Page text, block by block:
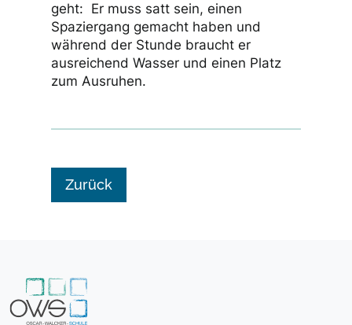
geht: Er muss satt sein, einen
Spaziergang gemacht haben und
während der Stunde braucht er
ausreichend Wasser und einen Platz
zum Ausruhen.
Zurück